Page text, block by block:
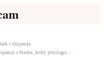
i elegancja
i blasku, który przyciąga …